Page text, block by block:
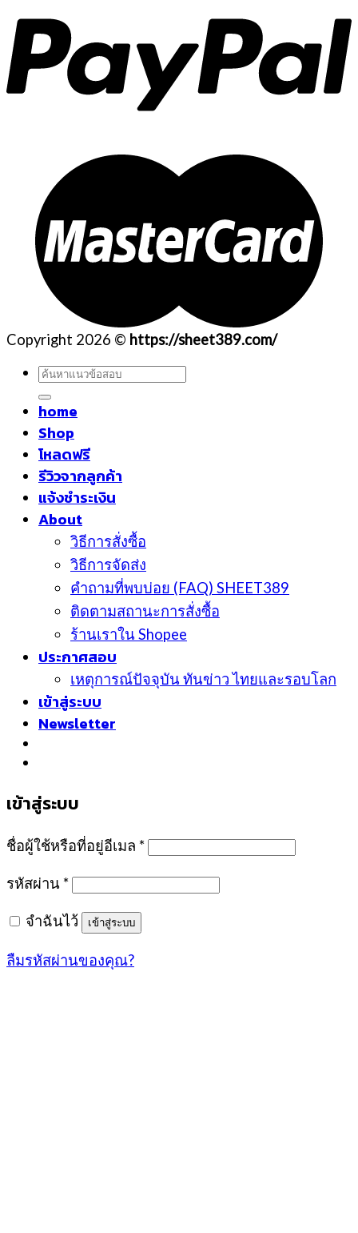
Copyright 2026 © https://sheet389.com/
ค้นหา:
home
Shop
โหลดฟรี
รีวิวจากลูกค้า
แจ้งชำระเงิน
About
วิธีการสั่งซื้อ
วิธีการจัดส่ง
คำถามที่พบบ่อย (FAQ) SHEET389
ติดตามสถานะการสั่งซื้อ
ร้านเราใน Shopee
ประกาศสอบ
เหตุการณ์ปัจจุบัน ทันข่าว ไทยและรอบโลก
เข้าสู่ระบบ
Newsletter
เข้าสู่ระบบ
ชื่อผู้ใช้หรือที่อยู่อีเมล *
รหัสผ่าน *
จำฉันไว้ เข้าสู่ระบบ
ลืมรหัสผ่านของคุณ?